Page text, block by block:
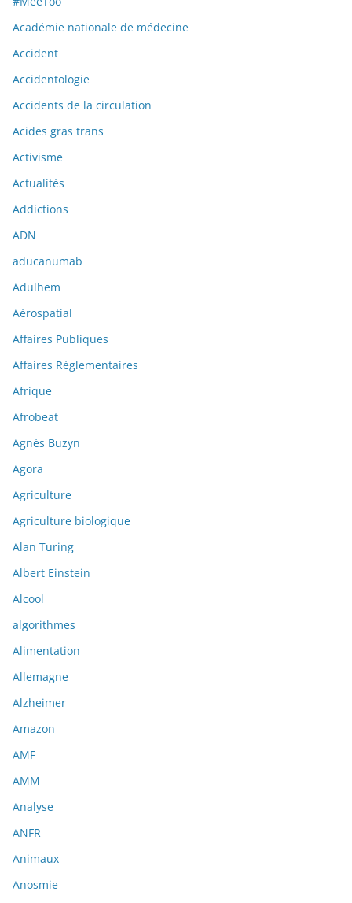
Académie nationale de médecine
Accident
Accidentologie
Accidents de la circulation
Acides gras trans
Activisme
Actualités
Addictions
ADN
aducanumab
Adulhem
Aérospatial
Affaires Publiques
Affaires Réglementaires
Afrique
Afrobeat
Agnès Buzyn
Agora
Agriculture
Agriculture biologique
Alan Turing
Albert Einstein
Alcool
algorithmes
Alimentation
Allemagne
Alzheimer
Amazon
AMF
AMM
Analyse
ANFR
Animaux
Anosmie